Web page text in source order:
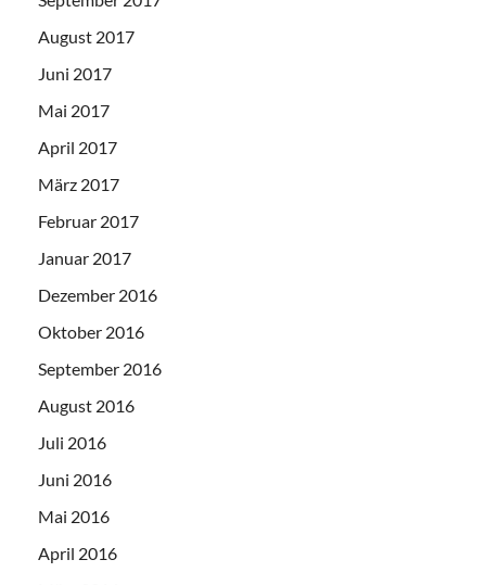
August 2017
Juni 2017
Mai 2017
April 2017
März 2017
Februar 2017
Januar 2017
Dezember 2016
Oktober 2016
September 2016
August 2016
Juli 2016
Juni 2016
Mai 2016
April 2016